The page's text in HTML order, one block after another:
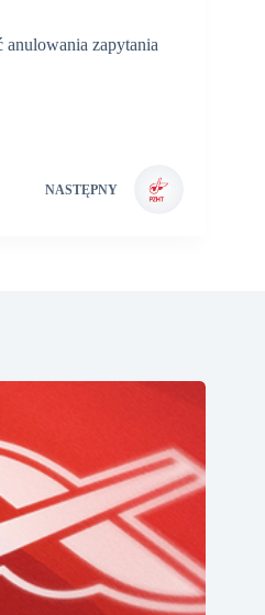
anulowania zapytania
NASTĘPNY